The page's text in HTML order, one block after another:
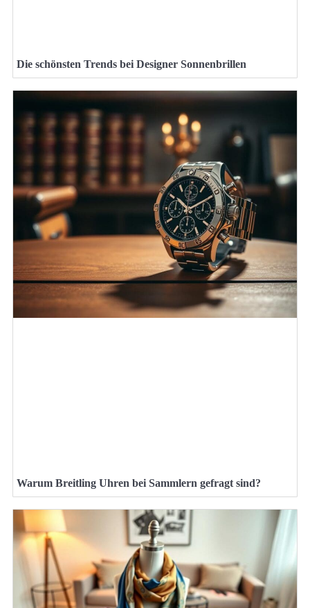
Die schönsten Trends bei Designer Sonnenbrillen
Warum Breitling Uhren bei Sammlern gefragt sind?